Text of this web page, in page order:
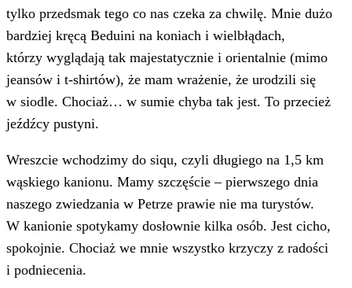
tylko przedsmak tego co nas czeka za chwilę. Mnie dużo
bardziej kręcą Beduini na koniach i wielbłądach,
którzy wyglądają tak majestatycznie i orientalnie (mimo
jeansów i t-shirtów), że mam wrażenie, że urodzili się
w siodle. Chociaż… w sumie chyba tak jest. To przecież
jeźdźcy pustyni.
Wreszcie wchodzimy do siqu, czyli długiego na 1,5 km
wąskiego kanionu. Mamy szczęście – pierwszego dnia
naszego zwiedzania w Petrze prawie nie ma turystów.
W kanionie spotykamy dosłownie kilka osób. Jest cicho,
spokojnie. Chociaż we mnie wszystko krzyczy z radości
i podniecenia.